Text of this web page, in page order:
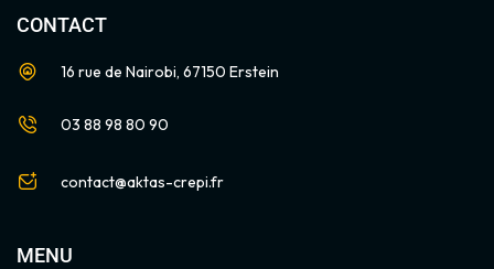
CONTACT
16 rue de Nairobi, 67150 Erstein
03 88 98 80 90
contact@aktas-crepi.fr
MENU